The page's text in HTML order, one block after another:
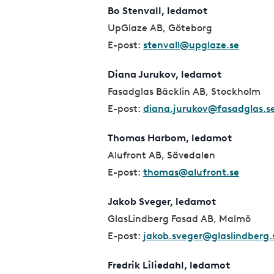
Bo Stenvall, ledamot
UpGlaze AB, Göteborg
E-post: stenvall@upglaze.se
Diana Jurukov, ledamot
Fasadglas Bäcklin AB, Stockholm
E-post:
Thomas Harbom, ledamot
Alufront AB, Sävedalen
E-post: thomas@alufront.se
Jakob Sveger, ledamot
GlasLindberg Fasad AB, Malmö
E-post:
Fredrik Liliedahl, ledamot